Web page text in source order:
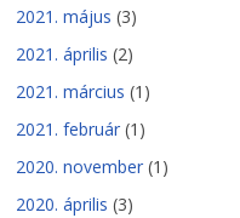
2021. május (3)
2021. április (2)
2021. március (1)
2021. február (1)
2020. november (1)
2020. április (3)